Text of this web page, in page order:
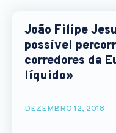
João Filipe
possível
corredores da
líquido»
DEZEMBRO 12, 2018